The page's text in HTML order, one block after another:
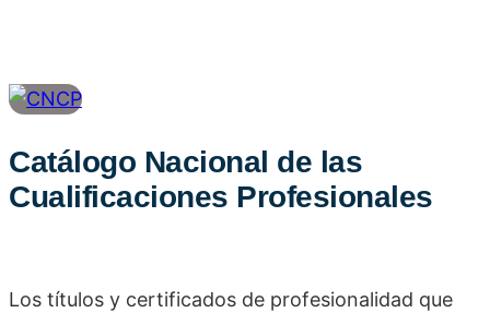
Catálogo Nacional de las
Cualificaciones Profesionales
Los títulos y certificados de profesionalidad que